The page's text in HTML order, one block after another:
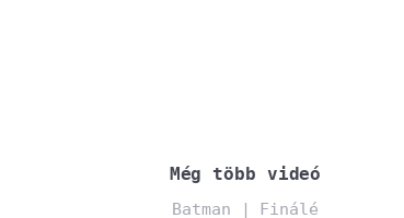
Még több videó
Batman | Finálé